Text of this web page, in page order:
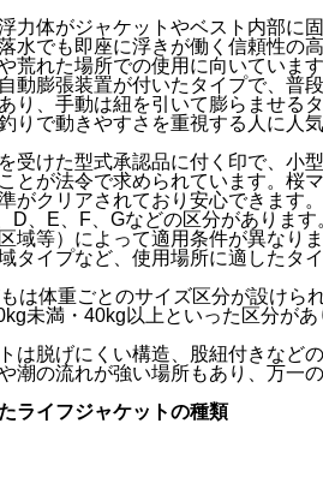
力体がジャケットやベスト内部に
水でも即座に浮きが働く信頼性の
荒れた場所での使用に向いています
動膨張装置が付いたタイプで、普
り、手動は紐を引いて膨らませる
りで動きやすさを重視する人に人気
受けた型式承認品に付く印で、小
とが法令で求められています。桜
がクリアされており安心できます。
D、E、F、Gなどの区分がありま
域等）によって適用条件が異なり
タイプなど、使用場所に適したタ
は体重ごとのサイズ区分が設けら
未満・40kg以上といった区分が
は脱げにくい構造、股紐付きなど
潮の流れが強い場所もあり、万一
ライフジャケットの種類